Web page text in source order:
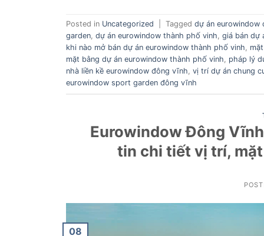
Posted in Uncategorized Tagged dự án
garden, dự án eurowindow thành phố vinh, giá bán dự
khi nào mở bán dự án eurowindow thành phố vinh,
mặt bằng dự án eurowindow thành phố vinh, pháp lý
nhà liền kề eurowindow đông vĩnh, vị trí dự án chung
eurowindow sport garden đông vĩnh
Eurowindow Đông
tin chi tiết vị trí,
08